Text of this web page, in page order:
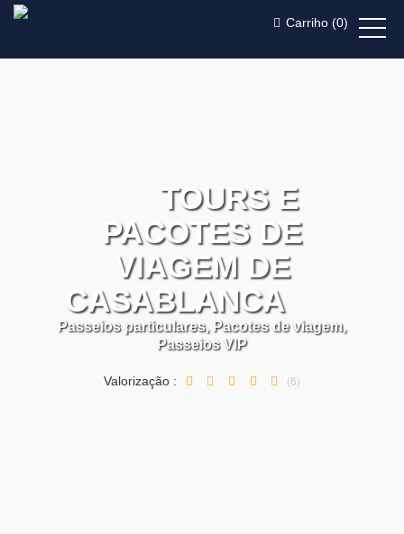
Carriho (0)
TOURS E
PACOTES DE
VIAGEM DE
CASABLANCA
Passeios particulares, Pacotes de viagem,
Passeios VIP
Valorização : (6)